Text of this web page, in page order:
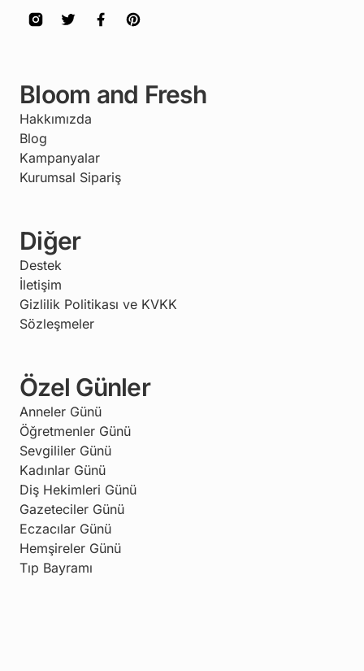
Bloom and Fresh
Hakkımızda
Blog
Kampanyalar
Kurumsal Sipariş
Diğer
Destek
İletişim
Gizlilik Politikası ve KVKK
Sözleşmeler
Özel Günler
Anneler Günü
Öğretmenler Günü
Sevgililer Günü
Kadınlar Günü
Diş Hekimleri Günü
Gazeteciler Günü
Eczacılar Günü
Hemşireler Günü
Tıp Bayramı